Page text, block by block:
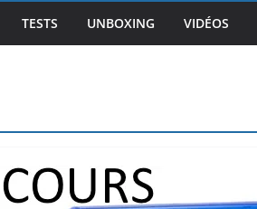
TESTS UNBOXING VIDÉOS